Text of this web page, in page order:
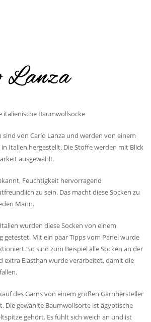
italienische Baumwollsocke
sind von Carlo Lanza und werden von einem
Italien hergestellt. Die Stoffe werden mit Blick
ausgewählt.
Feuchtigkeit hervorragend
zu sein. Das macht diese Socken zu
Mann.
wurden diese Socken von einem
getestet. Mit ein paar Tipps vom Panel wurde
So sind zum Beispiel alle Socken an der
extra Elasthan wurde verarbeitet, damit die
des Garns von einem großen Garnhersteller
Die gewählte Baumwollsorte ist ägyptische
gehört. Es fühlt sich weich an und ist